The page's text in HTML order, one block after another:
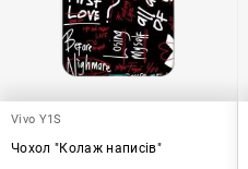
Vivo Y1S
Чохол "Колаж написів"